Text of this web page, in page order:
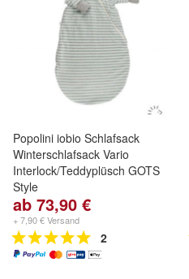
Popolini iobio Schlafsack
Winterschlafsack Vario
Interlock/Teddyplüsch GOTS
Style
ab 73,90 €
+ 7,90 € Versand
2